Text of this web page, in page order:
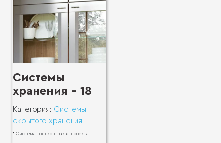
Системы
хранения - 18
Категория: Системы
скрытого хранения
* Система только в заказ проекта